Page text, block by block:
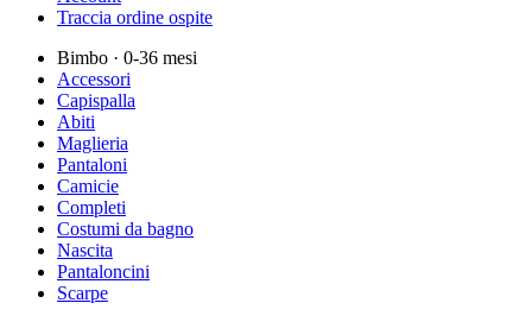
Traccia ordine ospite
Bimbo · 0-36 mesi
Accessori
Capispalla
Abiti
Maglieria
Pantaloni
Camicie
Completi
Costumi da bagno
Nascita
Pantaloncini
Scarpe